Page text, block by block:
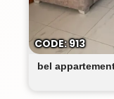
bel
CODE: 913